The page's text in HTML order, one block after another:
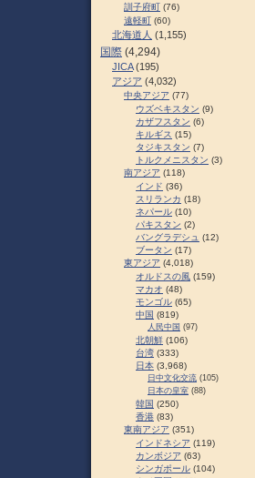
訓子府町 (76)
遠軽町 (60)
北海道人 (1,155)
国際 (4,294)
JICA(195)
アジア (4,032)
中央アジア (77)
ウズベキスタン (9)
カザフスタン (6)
キルギス (15)
タジキスタン (7)
トルクメニスタン (3)
南アジア (118)
インド (36)
スリランカ (18)
ネパール (10)
パキスタン (2)
バングラデシュ (12)
ブータン (17)
東アジア (4,018)
オルドスの風 (159)
マカオ (48)
モンゴル (65)
中国 (819)
人民中国 (97)
北朝鮮 (106)
台湾 (333)
日本 (3,968)
日中文化交流 (105)
日本の皇室 (88)
韓国 (250)
香港 (83)
東南アジア (351)
インドネシア (119)
カンボジア (63)
シンガポール (104)